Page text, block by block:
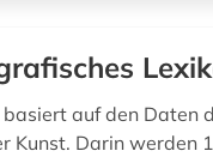
basiert auf den Daten
Kunst. Darin werden